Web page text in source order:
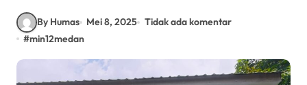
By Humas Mei 8, 2025 Tidak ada komentar
#min12medan